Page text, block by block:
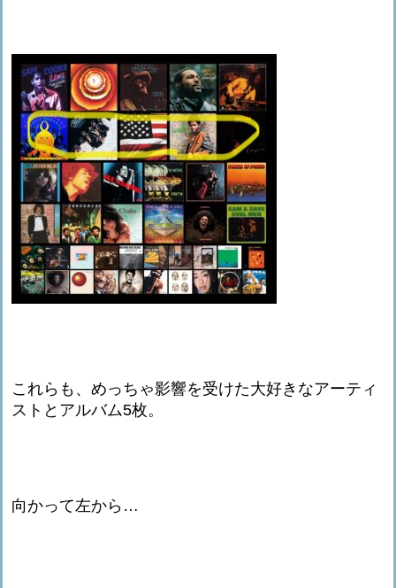
これらも、めっちゃ影響を受けた大好きなアーティ
ストとアルバム5枚。
向かって左から…